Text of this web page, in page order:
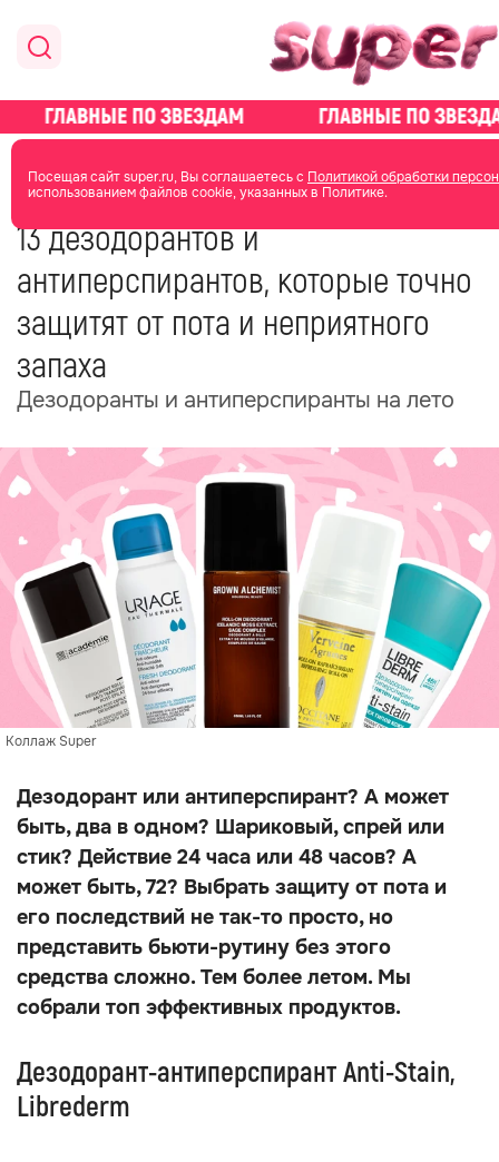
Посещая сайт super.ru, Вы соглашаетесь с Политикой обработки
использованием файлов cookie, указанных в Политике.
главная красота уход за телом
13 дезодорантов и
антиперспирантов, которые точно
защитят от пота и неприятного
запаха
Дезодоранты и антиперспиранты на лето
Коллаж Super
Дезодорант или антиперспирант? А может
быть, два в одном? Шариковый, спрей или
стик? Действие 24 часа или 48 часов? А
может быть, 72? Выбрать защиту от пота и
его последствий не так-то просто, но
представить бьюти-рутину без этого
средства сложно. Тем более летом. Мы
собрали топ эффективных продуктов.
Дезодорант-антиперспирант Anti-Stain,
Librederm